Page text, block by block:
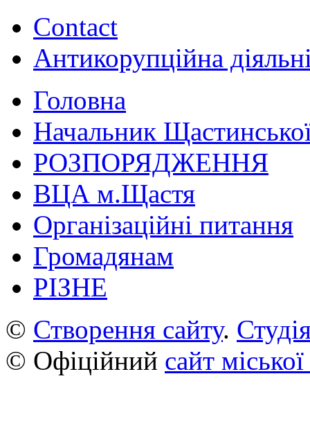
Contact
Антикорупційна
Головна
Начальник
РОЗПОРЯДЖЕННЯ
ВЦА м.Щастя
Організаційні питання
Громадянам
РІЗНЕ
© Створення сайту.
© Офіційний сайт